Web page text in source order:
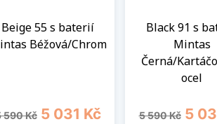
Beige 55 s baterií
Béžová/Chrom
cena
590 Kč Cena
5 031 Kč
Black 91 s
Mintas
Černá/
ocel
Běžná cena
5 590 Kč Cena
5